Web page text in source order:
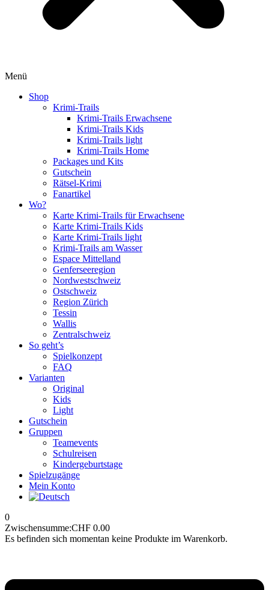
Menü
Shop
Krimi-Trails
Krimi-Trails Erwachsene
Krimi-Trails Kids
Krimi-Trails light
Krimi-Trails Home
Packages und Kits
Gutschein
Rätsel-Krimi
Fanartikel
Wo?
Karte Krimi-Trails für Erwachsene
Karte Krimi-Trails Kids
Karte Krimi-Trails light
Krimi-Trails am Wasser
Espace Mittelland
Genferseeregion
Nordwestschweiz
Ostschweiz
Region Zürich
Tessin
Wallis
Zentralschweiz
So geht’s
Spielkonzept
FAQ
Varianten
Original
Kids
Light
Gutschein
Gruppen
Teamevents
Schulreisen
Kindergeburtstage
Spielzugänge
Mein Konto
0
Zwischensumme:CHF 0.00
Es befinden sich momentan keine Produkte im Warenkorb.